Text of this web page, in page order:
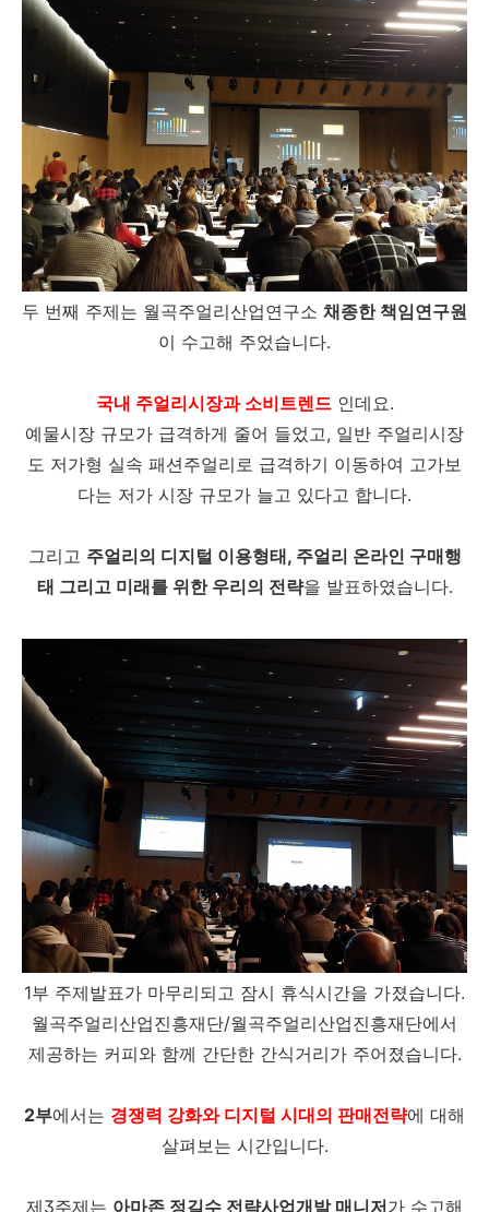
두 번째 주제는 월곡주얼리산업연구소 채종한 책임연구원
이 수고해 주었습니다.
국내 주얼리시장과 소비트렌드인데요.
예물시장 규모가 급격하게 줄어 들었고, 일반 주얼리시장
도 저가형 실속 패션주얼리로 급격하기 이동하여 고가보
다는 저가 시장 규모가 늘고 있다고 합니다.
그리고 주얼리의 디지털 이용형태, 주얼리 온라인 구매행
태 그리고 미래를 위한 우리의 전략을 발표하였습니다.
1부 주제발표가 마무리되고 잠시 휴식시간을 가졌습니다.
월곡주얼리산업진흥재단/월곡주얼리산업진흥재단에서
제공하는 커피와 함께 간단한 간식거리가 주어졌습니다.
2부에서는 경쟁력 강화와 디지털 시대의 판매전략에 대해
살펴보는 시간입니다.
제3주제는 아마존 정길수 전략사업개발 매니저가 수고해